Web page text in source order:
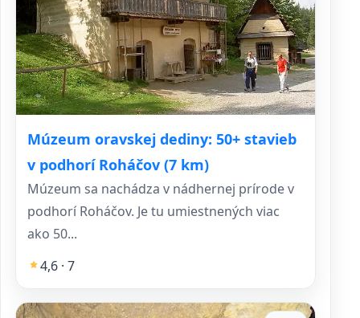
Múzeum oravskej dediny: 50+ stavieb
v podhorí Roháčov (7 km)
Múzeum sa nachádza v nádhernej prírode v
podhorí Roháčov. Je tu umiestnených viac
ako 50...
4,6 · 7